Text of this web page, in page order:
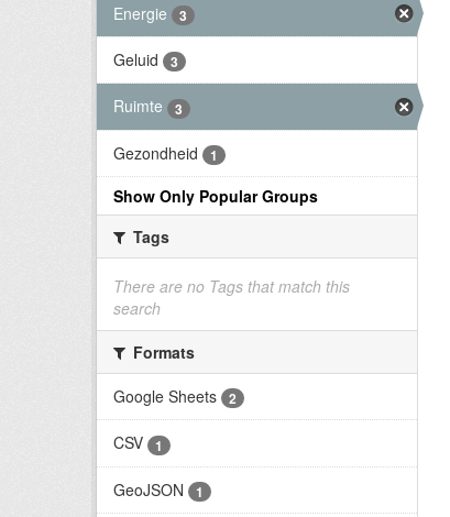
Energie 3
Geluid 3
Ruimte 3
Gezondheid 1
Show Only Popular Groups
Tags
There are no Tags that match this
search
Formats
Google Sheets
2
CSV 1
GeoJSON 1